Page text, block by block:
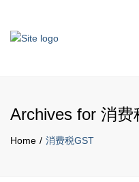
Archives for 消费
Home 消费税GST